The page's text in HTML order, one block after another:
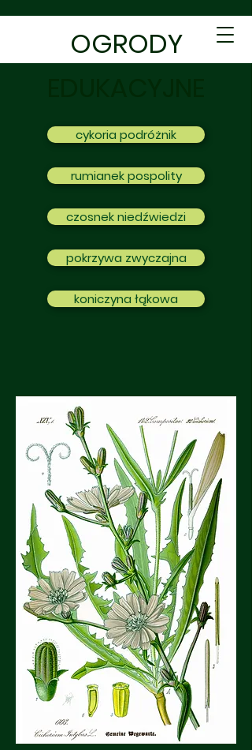
OGRODY
cykoria podróżnik
rumianek pospolity
czosnek niedźwiedzi
pokrzywa zwyczajna
koniczyna łąkowa